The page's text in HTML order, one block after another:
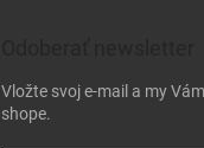
Vložte svoj e-mail a my
shope.